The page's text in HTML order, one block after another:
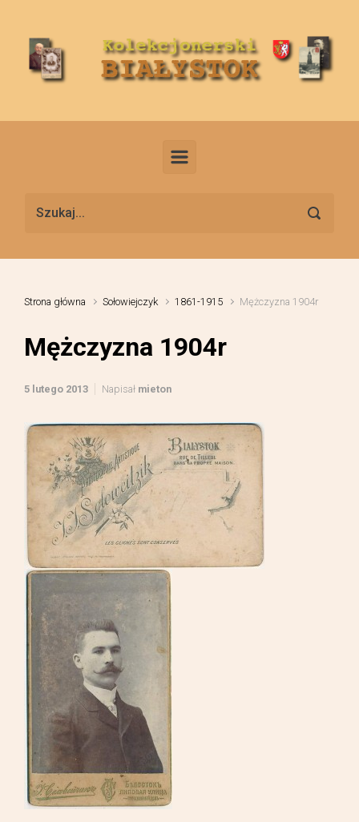
Strona główna Sołowiejczyk 1861-1915 Mężczyzna 1904r
Mężczyzna 1904r
5 lutego 2013 Napisał mieton